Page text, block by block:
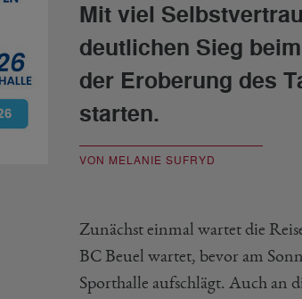
Mit viel
deutlichen Sieg
der Eroberung des
starten.
VON MELANIE SUFRYD
Zunächst einmal wartet die
BC Beuel wartet, bevor am
Sporthalle aufschlägt. Auch an